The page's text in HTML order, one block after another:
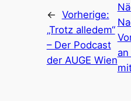
← Vorherige:
„Trotz alledem“
– Der Podcast
der AUGE Wien